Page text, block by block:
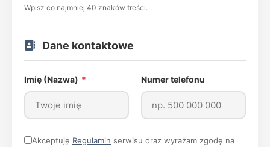
Wpisz co najmniej 40 znaków treści.
Dane kontaktowe
Imię (Nazwa) * Numer telefonu
Akceptuję Regulamin serwisu oraz wyrażam zgodę na